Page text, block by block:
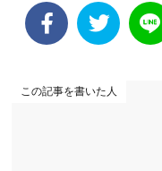
この記事を書いた人